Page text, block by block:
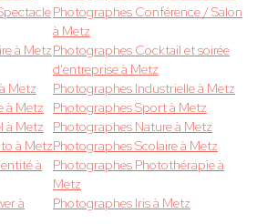
Photographes Conférence / Salon
à Metz
à MetzPhotographes Cocktail et soirée
d'entreprise à Metz
Metz
Photographes Industrielle à Metz
à Metz
Photographes Sport à Metz
à Metz
Photographes Nature à Metz
à MetzPhotographes Scolaire à Metz
à
Photographes Photothérapie à
Metz
à
Photographes Iris à Metz